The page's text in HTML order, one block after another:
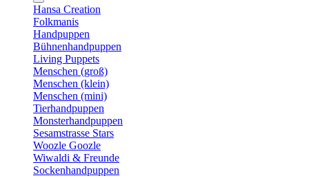
Hansa Creation
Folkmanis
Handpuppen
Bühnenhandpuppen
Living Puppets
Menschen (groß)
Menschen (klein)
Menschen (mini)
Tierhandpuppen
Monsterhandpuppen
Sesamstrasse Stars
Woozle Goozle
Wiwaldi & Freunde
Sockenhandpuppen